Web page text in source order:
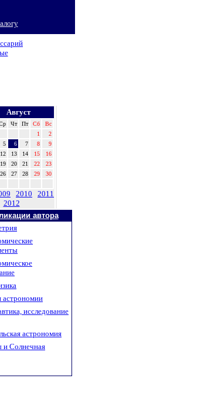
Август
Чт Пт Сб
Вс
1
2
5 6 7 8
9
12 13 14 15
16
19 20 21 22
23
26 27 28 29
30
2010
2011
2012
автора
астрономии
исследование
астрономия
и Солнечная